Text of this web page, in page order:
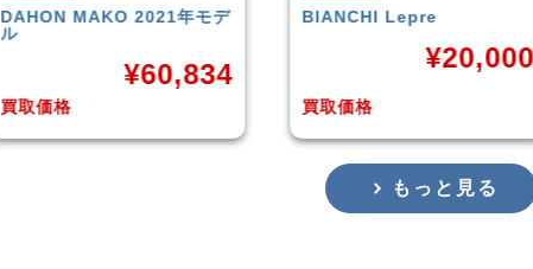
BIANCHILepre
買取価格
¥20,000
ternSURGE 2021年モデル
買取価格
¥
もっと見る